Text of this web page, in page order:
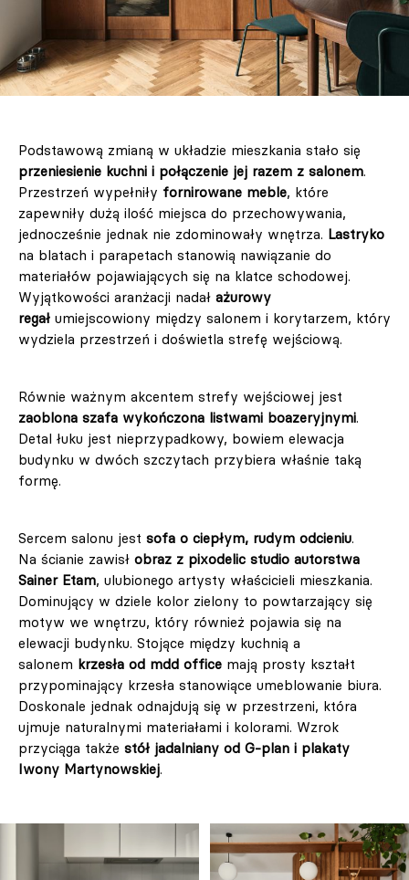
Podstawową zmianą w układzie mieszkania stało się
przeniesienie kuchni i połączenie jej razem z salonem.
Przestrzeń wypełniły fornirowane meble, które
zapewniły dużą ilość miejsca do przechowywania,
jednocześnie jednak nie zdominowały wnętrza. Lastryko
na blatach i parapetach stanowią nawiązanie do
materiałów pojawiających się na klatce schodowej.
Wyjątkowości aranżacji nadał ażurowy
regał umiejscowiony między salonem i korytarzem, który
wydziela przestrzeń i doświetla strefę wejściową.
Równie ważnym akcentem strefy wejściowej jest
zaoblona szafa wykończona listwami boazeryjnymi.
Detal łuku jest nieprzypadkowy, bowiem elewacja
budynku w dwóch szczytach przybiera właśnie taką
formę.
Sercem salonu jest sofa o ciepłym, rudym odcieniu.
Na ścianie zawisł obraz z pixodelic studio autorstwa
Sainer Etam, ulubionego artysty właścicieli mieszkania.
Dominujący w dziele kolor zielony to powtarzający się
motyw we wnętrzu, który również pojawia się na
elewacji budynku. Stojące między kuchnią a
salonem krzesła od mdd office mają prosty kształt
przypominający krzesła stanowiące umeblowanie biura.
Doskonale jednak odnajdują się w przestrzeni, która
ujmuje naturalnymi materiałami i kolorami. Wzrok
przyciąga także stół jadalniany od G-plan i plakaty
Iwony Martynowskiej.